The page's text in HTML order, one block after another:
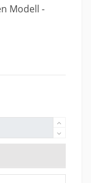
Modell -